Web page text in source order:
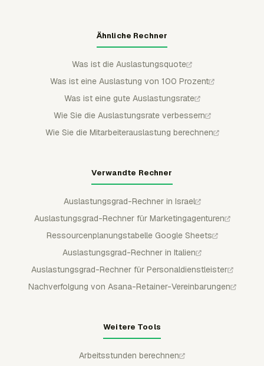
Ähnliche Rechner
Was ist die Auslastungsquote
Was ist eine Auslastung von 100 Prozent
Was ist eine gute Auslastungsrate
Wie Sie die Auslastungsrate verbessern
Wie Sie die Mitarbeiterauslastung berechnen
Verwandte Rechner
Auslastungsgrad-Rechner in Israel
Auslastungsgrad-Rechner für Marketingagenturen
Ressourcenplanungstabelle Google Sheets
Auslastungsgrad-Rechner in Italien
Auslastungsgrad-Rechner für Personaldienstleister
Nachverfolgung von Asana-Retainer-Vereinbarungen
Weitere Tools
Arbeitsstunden berechnen